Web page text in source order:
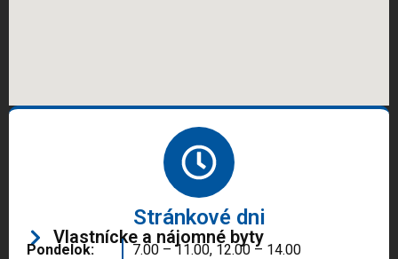
Stránkové dni
Vlastnícke a nájomné byty
Pondelok:
7.00 – 11.00, 12.00 – 14.00